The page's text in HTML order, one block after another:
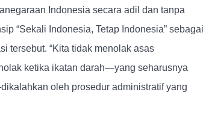
Indonesia secara adil dan tanpa
“Sekali Indonesia, Tetap Indonesia”sebagai
tersebut. “Kita tidak menolak asas
ketika ikatan darah—yang seharusnya
oleh prosedur administratif yang